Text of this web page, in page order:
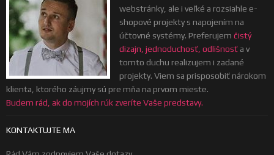
webstránky, ale i veľké a rozsiahle e-
shopové projekty s napojením na
účtovné systémy. Preferujem čistý
dizajn, jednoduchosť, odlišnosť a v
tomto duchu realizujem i zadané
projekty. Viem sa prisposobiť nárokom
klienta, ktorého záujmy sú pre mňa na prvom mieste.
Budem rád, ak do mojích rúk zveríte Vaše predstavy.
KONTAKTUJTE MA